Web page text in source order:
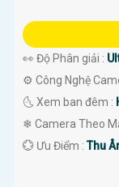
👀 Độ Phân giải :
⚙ Công Nghệ
🌜 Xem ban đêm :
❄ Camera Theo
️💮 Ưu Điểm :Thu